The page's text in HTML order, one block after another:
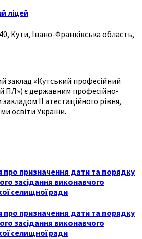
ліцей
Кути, Івано-Франківська область,
заклад «Кутський професійний
ПЛ») є державним професійно-
ІІ атестаційного рівня,
освіти України.
призначення дати та порядку
засідання виконавчого
селищної ради
призначення дати та порядку
засідання виконавчого
селищної ради